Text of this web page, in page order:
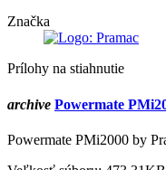
Značka
Prílohy na stiahnutie
archive Powermate
Powermate PMi2000 by